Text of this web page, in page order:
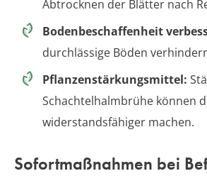
Abtrocknen der Blätter nach
Bodenbeschaffenheit
durchlässige Böden
Pflanzenstärkungsmittel:
Schachtelhalmbrühe können
widerstandsfähiger machen.
Sofortmaßnahmen bei